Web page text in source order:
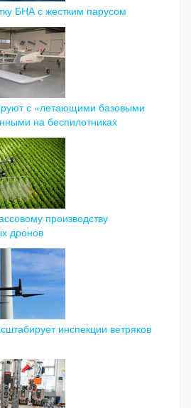
БНА с жестким парусом
с «летающими базовыми
на беспилотниках
производству
дронов
инспекции ветряков